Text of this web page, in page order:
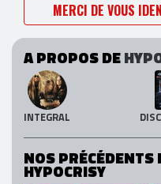
MERCI DE VOUS
A PROPOS DE
INTEGRAL
NOS PRÉCÉDENTS
HYPOCRISY